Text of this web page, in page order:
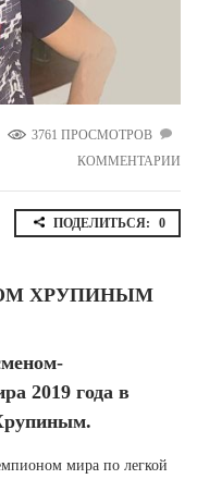
3761 ПРОСМОТРОВ
КОММЕНТАРИИ
ПОДЕЛИТЬСЯ: 0
ХРУПИНЫМ
2019 года в
мира по легкой